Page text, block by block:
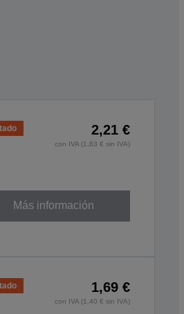
2,21 €
con IVA (1,83 € sin IVA)
Más información
1,69 €
con IVA (1,40 € sin IVA)